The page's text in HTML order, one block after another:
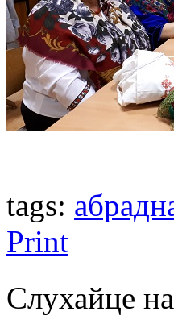
tags:
Print
Слухайце